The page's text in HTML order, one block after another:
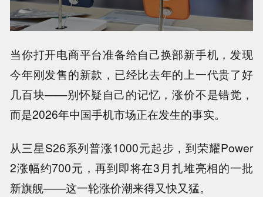
当你打开电商平台准备给自己换部新手机，发现
今年刚发售的新款， 已经比去年的上一代贵了好
几百块——别怀疑自己的记忆，涨价不是错觉，
而是2026年中国手机市场正在发生的事实。
从三星S26系列普涨1000元起步，到荣耀Power
2涨幅约700元 ，再到即将在3月扎堆亮相的一批
新旗舰——这一轮涨价潮来得又快又猛。